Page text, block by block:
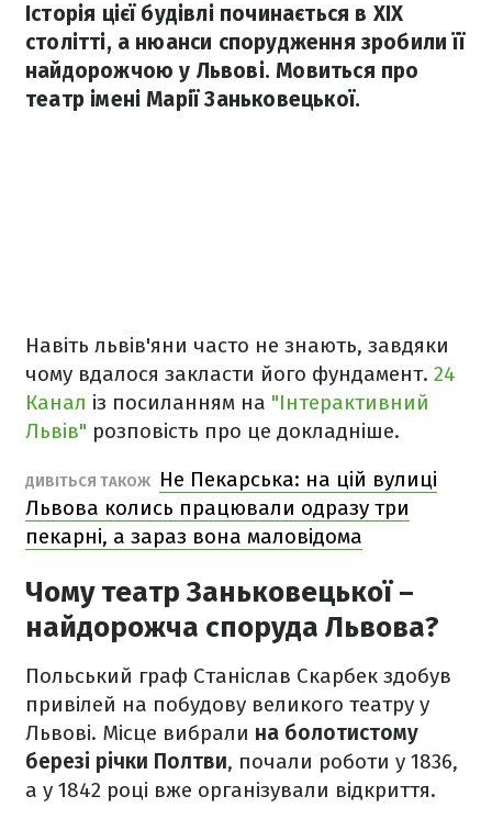
Історія цієї будівлі починається в XIX
столітті, а нюанси спорудження зробили її
найдорожчою у Львові. Мовиться про
театр імені Марії Заньковецької.
Навіть львів'яни часто не знають, завдяки
чому вдалося закласти його фундамент. 24
Канал із посиланням на "Інтерактивний
Львів" розповість про це докладніше.
ДИВІТЬСЯ ТАКОЖ
Не Пекарська: на цій вулиці
Львова колись працювали одразу три
пекарні, а зараз вона маловідома
Чому театр Заньковецької –
найдорожча споруда Львова?
Польський граф Станіслав Скарбек здобув
привілей на побудову великого театру у
Львові. Місце вибрали на болотистому
березі річки Полтви, почали роботи у 1836,
а у 1842 році вже організували відкриття.